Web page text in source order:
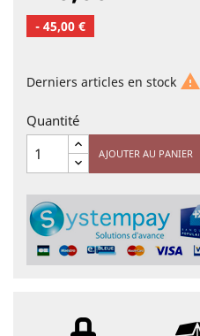
- 45,00 €
Derniers articles en stock 
Quantité
AJOUTER AU PANIER